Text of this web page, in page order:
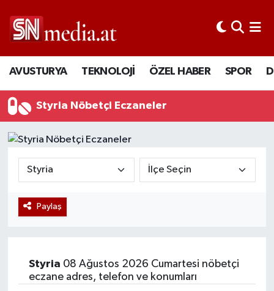
AVUSTURYA TEKNOLOJİ ÖZEL HABER SPOR
Styria Nöbetçi Eczaneler
Paylaş
Styria 08 Ağustos 2026 Cumartesi nöbetçi
eczane adres, telefon ve konumları